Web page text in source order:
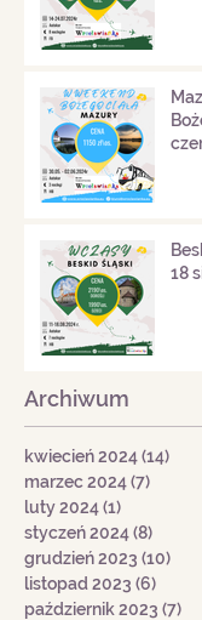
18
Archiwum
kwiecień 2024(14)
marzec 2024(7)
luty 2024(1)
styczeń 2024(8)
grudzień 2023 (10)
listopad 2023 (6)
październik 2023 (7)